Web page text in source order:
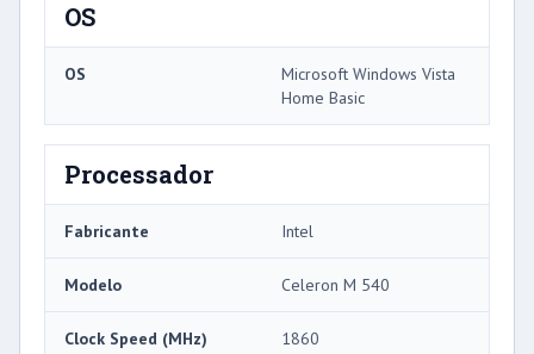
OS
OS
Microsoft Windows Vista
Home Basic
Processador
Fabricante Intel
Modelo Celeron M 540
Clock Speed ​​(MHz) 1860